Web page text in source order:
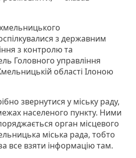
з державним
з контролю та
Головного управління
області Ілоною
звернутися у міську раду,
населеного пункту. Ними
орган місцевого
міська рада, тобто
все взяти інформацію там.